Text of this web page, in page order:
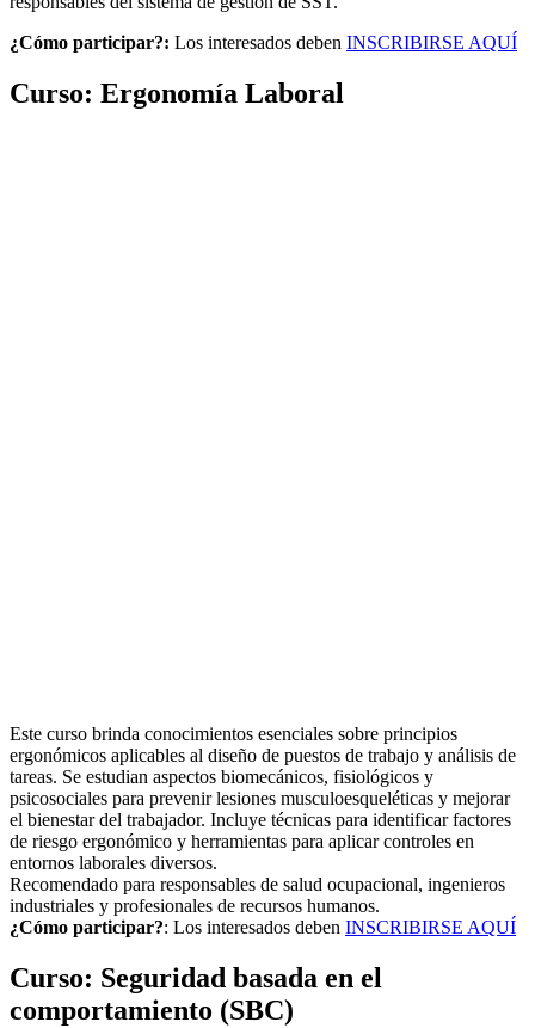
¿Cómo participar?: Los interesados deben INSCRIBIRSE AQUÍ
Curso: Ergonomía Laboral
Este curso brinda conocimientos esenciales sobre principios
ergonómicos aplicables al diseño de puestos de trabajo y análisis de
tareas. Se estudian aspectos biomecánicos, fisiológicos y
psicosociales para prevenir lesiones musculoesqueléticas y mejorar
el bienestar del trabajador. Incluye técnicas para identificar factores
de riesgo ergonómico y herramientas para aplicar controles en
entornos laborales diversos.
Recomendado para responsables de salud ocupacional, ingenieros
industriales y profesionales de recursos humanos.
¿Cómo participar?: Los interesados deben INSCRIBIRSE AQUÍ
Curso: Seguridad basada en el
comportamiento (SBC)